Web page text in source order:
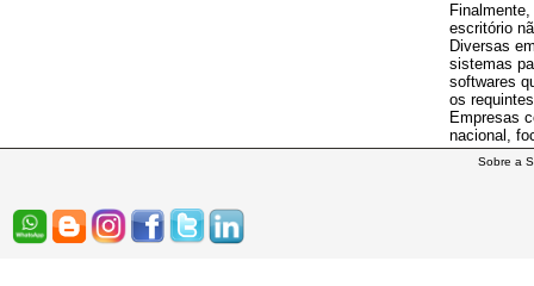
escritório
Diversas
sistemas
softwares
os
Empresas
nacional,
Sobre a